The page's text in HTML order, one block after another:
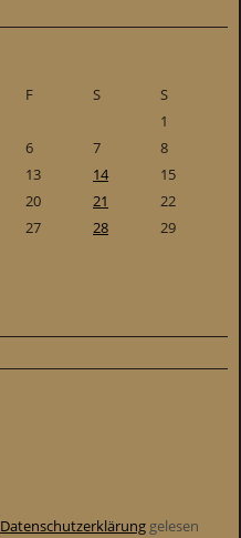
F S
S
1
6 7
8
13 14
15
20 21
22
27 28
29
Datenschutzerklärung gelesen